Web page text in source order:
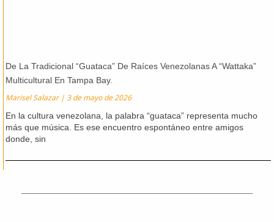
De La Tradicional “Guataca” De Raíces Venezolanas A “Wattaka”
Multicultural En Tampa Bay.
Marisel Salazar 3 de mayo de 2026
En la cultura venezolana, la palabra “guataca” representa mucho
más que música. Es ese encuentro espontáneo entre amigos
donde, sin